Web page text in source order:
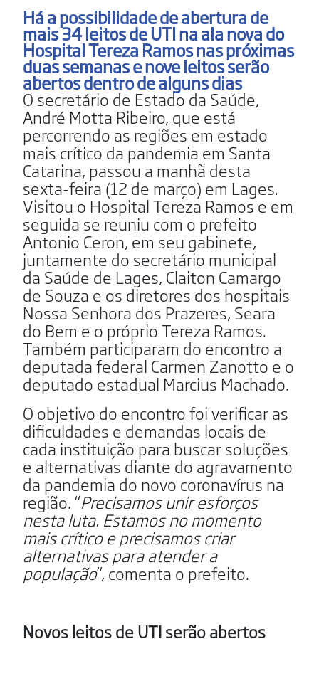
Há a possibilidade de abertura de
mais 34 leitos de UTI na ala nova do
Hospital Tereza Ramos nas próximas
duas semanas e nove leitos serão
abertos dentro de alguns dias
O secretário de Estado da Saúde,
André Motta Ribeiro, que está
percorrendo as regiões em estado
mais crítico da pandemia em Santa
Catarina, passou a manhã desta
sexta-feira (12 de março) em Lages.
Visitou o Hospital Tereza Ramos e em
seguida se reuniu com o prefeito
Antonio Ceron, em seu gabinete,
juntamente do secretário municipal
da Saúde de Lages, Claiton Camargo
de Souza e os diretores dos hospitais
Nossa Senhora dos Prazeres, Seara
do Bem e o próprio Tereza Ramos.
Também participaram do encontro a
deputada federal Carmen Zanotto e o
deputado estadual Marcius Machado.
O objetivo do encontro foi verificar as
dificuldades e demandas locais de
cada instituição para buscar soluções
e alternativas diante do agravamento
da pandemia do novo coronavírus na
região. “Precisamos unir esforços
nesta luta. Estamos no momento
mais crítico e precisamos criar
alternativas para atender a
população”, comenta o prefeito.
Novos leitos de UTI serão abertos